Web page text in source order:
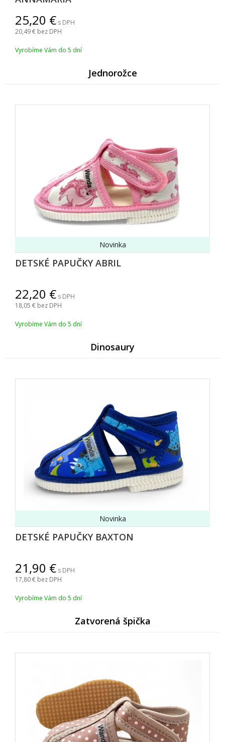
25,20
s DPH
20,49 bez DPH
Vyrobíme Vám do 5 dní
Jednorožce
DETSKÉ PAPUČKY ABRIL
Novinka
22,20
s DPH
18,05 bez DPH
Vyrobíme Vám do 5 dní
Dinosaury
DETSKÉ PAPUČKY BAXTON
Novinka
21,90
s DPH
17,80 bez DPH
Vyrobíme Vám do 5 dní
Zatvorená špička